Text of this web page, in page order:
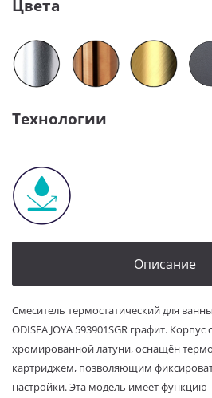
Цвета
Технологии
Описание
Смеситель термостатический для
ODISEA JOYA 593901SGR графит.
хромированной латуни, оснащён
картриджем, позволяющим
настройки. Эта модель имеет функцию